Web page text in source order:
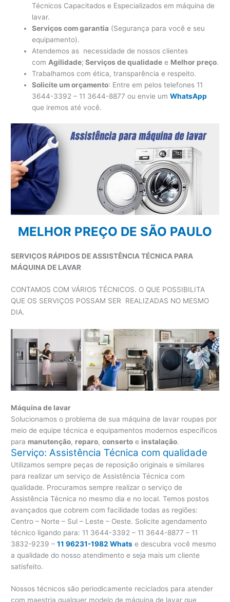
Técnicos Capacitados e Especializados em máquina de
lavar.
Serviços com garantia (Segurança para você e seu
equipamento).
Atendemos as necessidade de nossos clientes
com Agilidade; Serviços de qualidade e Melhor preço.
Trabalhamos com ética, transparência e respeito.
Solicite um orçamento: Entre em pelos telefones 11
3644-3392 – 11 3644-8877 ou envie umWhatsApp
que iremos até você.
MELHOR PREÇO DE SÃO PAULO
SERVIÇOS RÁPIDOS DE ASSISTÊNCIA TÉCNICA PARA
MÁQUINA DE LAVAR
CONTAMOS COM VÁRIOS TÉCNICOS. O QUE POSSIBILITA
QUE OS SERVIÇOS POSSAM SER REALIZADAS NO MESMO
DIA.
Máquina de lavar
Solucionamos o problema de sua máquina de lavar roupas por
meio de equipe técnica e equipamentos modernos específicos
para manutenção, reparo,conserto e instalação.
Serviço: Assistência Técnica com qualidade
Utilizamos sempre peças de reposição originais e similares
para realizar um serviço de Assistência Técnica com
qualidade. Procuramos sempre realizar o serviço de
Assistência Técnica no mesmo dia e no local. Temos postos
avançados que cobrem com facilidade todas as regiões:
Centro – Norte – Sul – Leste – Oeste. Solicite agendamento
técnico ligando para: 11 3644-3392 – 11 3644-8877 – 11
3832-9239 –11 96231-1982 Whats e descubra você mesmo
a qualidade do nosso atendimento e seja mais um cliente
satisfeito.
Nossos técnicos são periodicamente reciclados para atender
com maestria qualquer modelo de máquina de lavar que